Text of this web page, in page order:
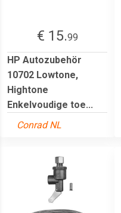
€ 15.99
HP Autozubehör
10702 Lowtone,
Hightone
Enkelvoudige toe...
Conrad NL